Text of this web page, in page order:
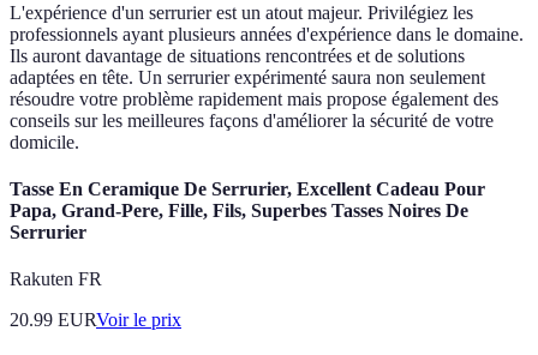
L'expérience d'un serrurier est un atout majeur. Privilégiez les
professionnels ayant plusieurs années d'expérience dans le domaine.
Ils auront davantage de situations rencontrées et de solutions
adaptées en tête. Un serrurier expérimenté saura non seulement
résoudre votre problème rapidement mais propose également des
conseils sur les meilleures façons d'améliorer la sécurité de votre
domicile.
Tasse En Ceramique De Serrurier, Excellent Cadeau Pour
Papa, Grand-Pere, Fille, Fils, Superbes Tasses Noires De
Serrurier
Rakuten FR
20.99 EURVoir le prix